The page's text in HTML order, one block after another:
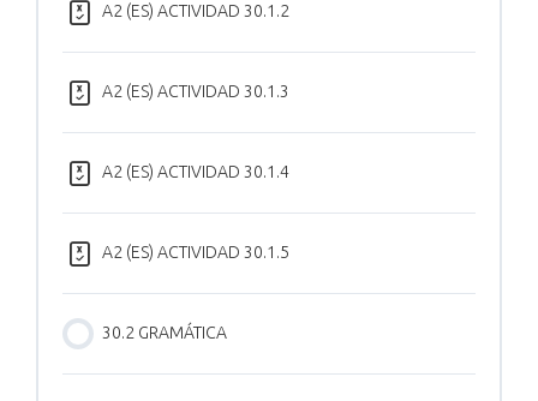
A2 (ES) ACTIVIDAD 30.1.2
A2 (ES) ACTIVIDAD 30.1.3
A2 (ES) ACTIVIDAD 30.1.4
A2 (ES) ACTIVIDAD 30.1.5
30.2 GRAMÁTICA